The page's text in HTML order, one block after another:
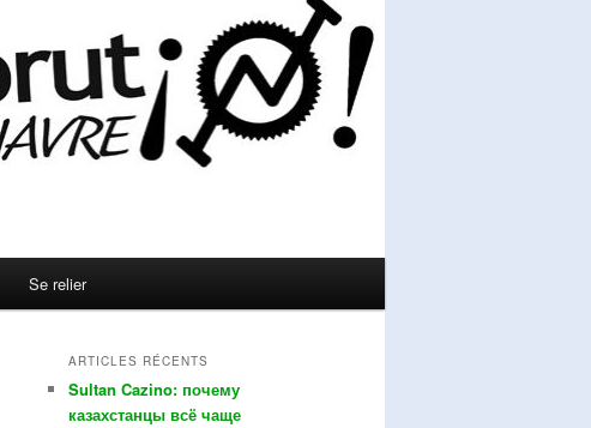
Se relier
ARTICLES RÉCENTS
Sultan Cazino: почему
казахстанцы всё чаще